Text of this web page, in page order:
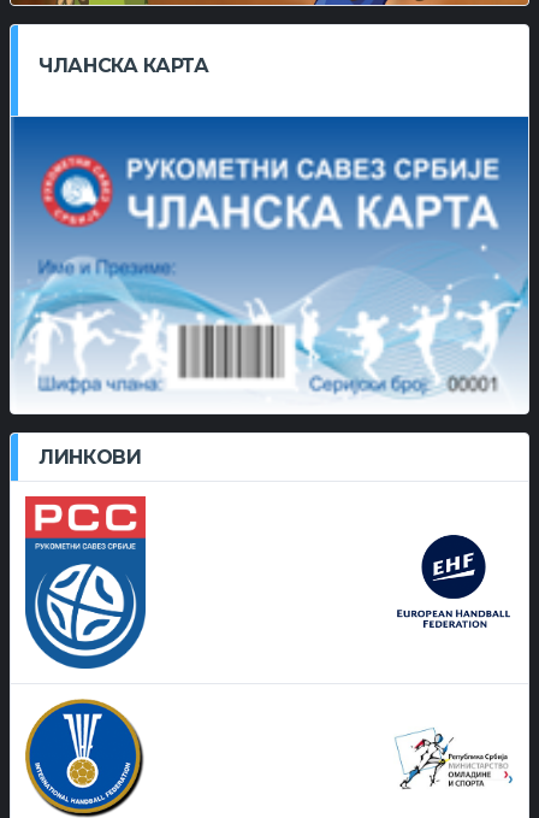
ЧЛАНСКА КАРТА
ЛИНКОВИ